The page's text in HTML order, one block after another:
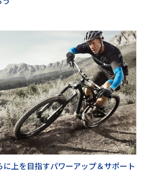
上を目指すパワーアップ＆サポート